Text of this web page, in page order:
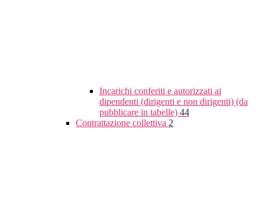
Incarichi conferiti e autorizzati ai
dipendenti (dirigenti e non dirigenti) (da
pubblicare in tabelle) 44
Contrattazione collettiva 2